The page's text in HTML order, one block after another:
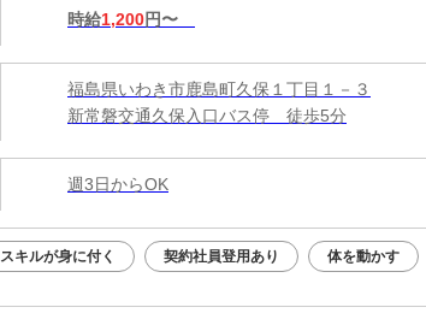
時給1,200円〜
福島県いわき市鹿島町久保１丁目１－３
新常磐交通久保入口バス停 徒歩5分
週3日からOK
スキルが身に付く 契約社員登用あり 体を動かす